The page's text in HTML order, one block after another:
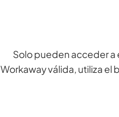
Solo pueden acceder a
Workaway válida, utiliza el